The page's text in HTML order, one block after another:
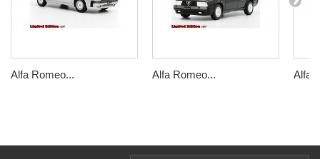
Alfa Romeo... Alfa Romeo... Alfa